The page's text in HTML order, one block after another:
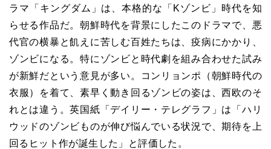
ラマ「キングダム」は、本格的な「Kゾンビ」時代を知
らせる作品だ。朝鮮時代を背景にしたこのドラマで、悪
代官の横暴と飢えに苦しむ百姓たちは、疫病にかかり、
ゾンビになる。特にゾンビと時代劇を組み合わせた試み
が新鮮だという意見が多い。コンリョンポ（朝鮮時代の
衣服）を着て、素早く動き回るゾンビの姿は、西欧のそ
れとは違う。英国紙「デイリー・テレグラフ」は「ハリ
ウッドのゾンビものが伸び悩んでいる状況で、期待を上
回るヒット作が誕生した」と評価した。